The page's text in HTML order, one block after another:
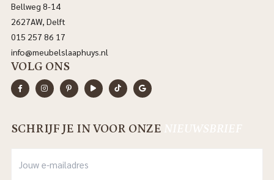
Bellweg 8-14
2627AW, Delft
015 257 86 17
info@meubelslaaphuys.nl
VOLG ONS
SCHRIJF JE IN VOOR ONZE NIEUWSBRIEF